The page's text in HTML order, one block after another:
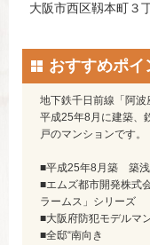
大阪市西区靱本町３
おすすめポイ
地下鉄千日前線「阿波
平成25年8月に建築、
戸のマンションです。
■平成25年8月築 築浅
■エムズ都市開発株式
ラームス」シリーズ
■大阪府防犯モデルマ
■全邸“南向き